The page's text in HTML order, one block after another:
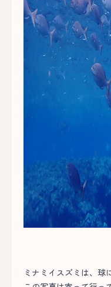
ミナミイスズミは、球